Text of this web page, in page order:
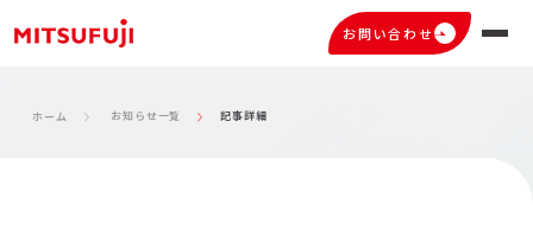
お問い合わせ
ホーム お知らせ一覧 記事詳細